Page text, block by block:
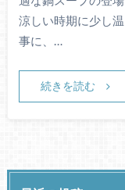
涼しい時期に少し
事に、…
続きを読む